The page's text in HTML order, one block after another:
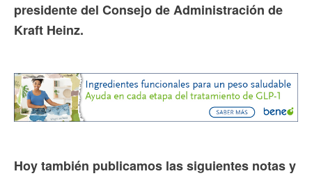
presidente del Consejo de Administración de
Kraft Heinz.
Hoy también publicamos las siguientes notas y